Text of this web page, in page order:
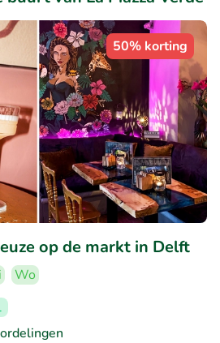
50% korting
op de markt in Delft
Wo